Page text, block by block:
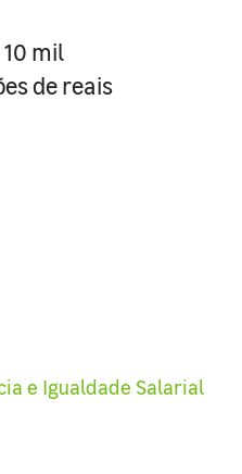
10 mil
de reais
e Igualdade Salarial